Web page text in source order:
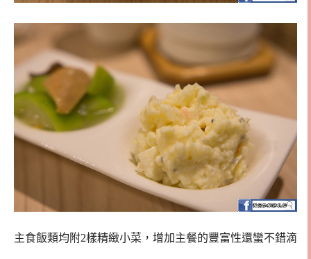
主食飯類均附2樣精緻小菜，增加主餐的豐富性還蠻不錯滴